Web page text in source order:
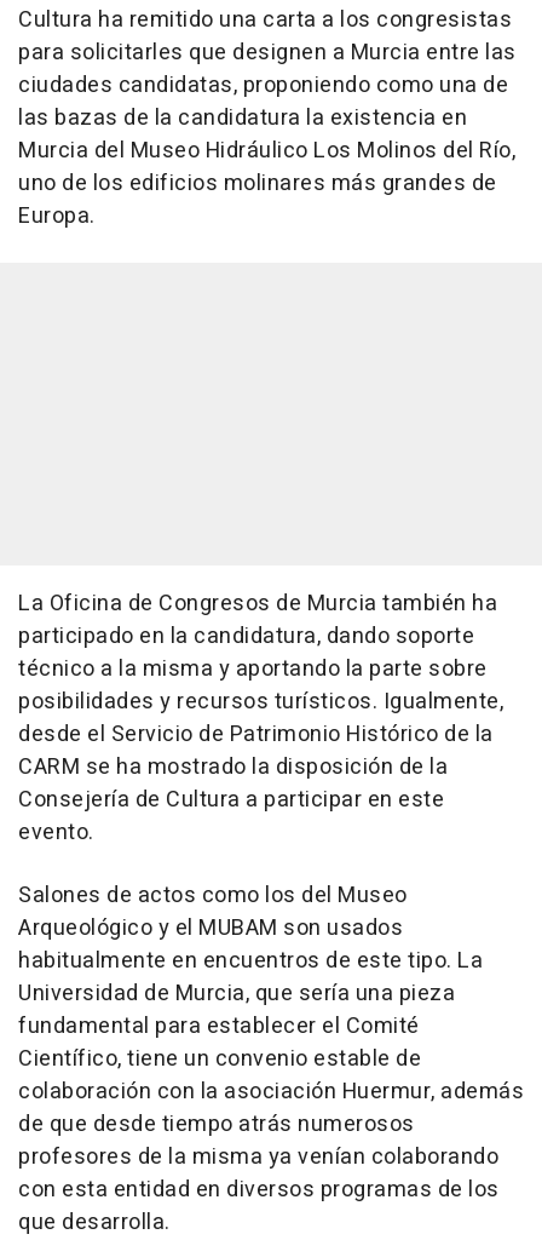
Cultura ha remitido una carta a los congresistas
para solicitarles que designen a Murcia entre las
ciudades candidatas, proponiendo como una de
las bazas de la candidatura la existencia en
Murcia del Museo Hidráulico Los Molinos del Río,
uno de los edificios molinares más grandes de
Europa.
La Oficina de Congresos de Murcia también ha
participado en la candidatura, dando soporte
técnico a la misma y aportando la parte sobre
posibilidades y recursos turísticos. Igualmente,
desde el Servicio de Patrimonio Histórico de la
CARM se ha mostrado la disposición de la
Consejería de Cultura a participar en este
evento.
Salones de actos como los del Museo
Arqueológico y el MUBAM son usados
habitualmente en encuentros de este tipo. La
Universidad de Murcia, que sería una pieza
fundamental para establecer el Comité
Científico, tiene un convenio estable de
colaboración con la asociación Huermur, además
de que desde tiempo atrás numerosos
profesores de la misma ya venían colaborando
con esta entidad en diversos programas de los
que desarrolla.